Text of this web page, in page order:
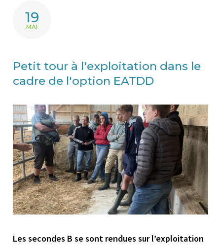
19
MAI
Petit tour à l'exploitation dans le
cadre de l'option EATDD
Les secondes B se sont rendues sur l’exploitation